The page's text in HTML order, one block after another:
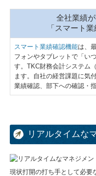
全社業績が
「スマート
スマート業績確認機能は、
フォンやタブレットで「い
す。TKC財務会計システム
ます。自社の経営課題に気
業績確認、部下への確認・
リアルタイムな
現状打開の打ち手として必要